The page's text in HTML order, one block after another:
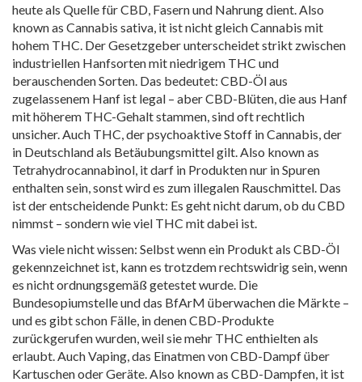
heute als Quelle für CBD, Fasern und Nahrung dient. Also
known as Cannabis sativa, it ist nicht gleich Cannabis mit
hohem THC. Der Gesetzgeber unterscheidet strikt zwischen
industriellen Hanfsorten mit niedrigem THC und
berauschenden Sorten. Das bedeutet: CBD-Öl aus
zugelassenem Hanf ist legal – aber CBD-Blüten, die aus Hanf
mit höherem THC-Gehalt stammen, sind oft rechtlich
unsicher. Auch THC,der psychoaktive Stoff in Cannabis, der
in Deutschland als Betäubungsmittel gilt. Also known as
Tetrahydrocannabinol, it darf in Produkten nur in Spuren
enthalten sein, sonst wird es zum illegalen Rauschmittel. Das
ist der entscheidende Punkt: Es geht nicht darum, ob du CBD
nimmst – sondern wie viel THC mit dabei ist.
Was viele nicht wissen: Selbst wenn ein Produkt als CBD-Öl
gekennzeichnet ist, kann es trotzdem rechtswidrig sein, wenn
es nicht ordnungsgemäß getestet wurde. Die
Bundesopiumstelle und das BfArM überwachen die Märkte –
und es gibt schon Fälle, in denen CBD-Produkte
zurückgerufen wurden, weil sie mehr THC enthielten als
erlaubt. AuchVaping,das Einatmen von CBD-Dampf über
Kartuschen oder Geräte. Also known as CBD-Dampfen, it ist